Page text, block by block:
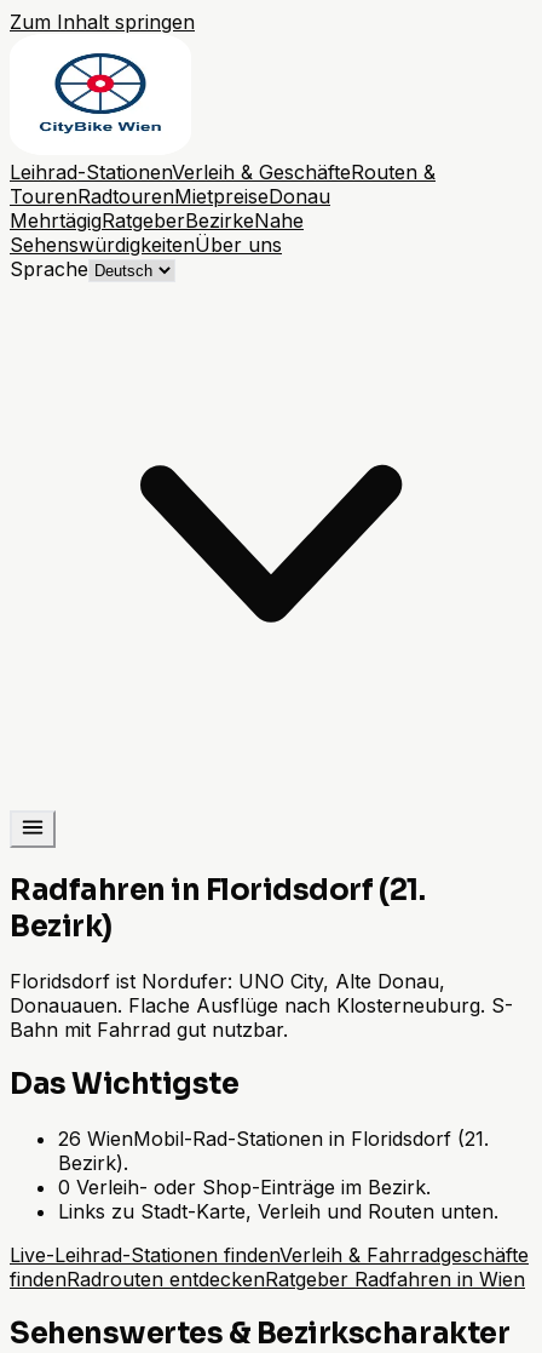
Zum Inhalt springen
Leihrad-StationenVerleih & GeschäfteRouten &
TourenRadtourenMietpreiseDonau
MehrtägigRatgeberBezirkeNahe
SehenswürdigkeitenÜber uns
Sprache
Radfahren in Floridsdorf (21.
Bezirk)
Floridsdorf ist Nordufer: UNO City, Alte Donau,
Donauauen. Flache Ausflüge nach Klosterneuburg. S-
Bahn mit Fahrrad gut nutzbar.
Das Wichtigste
26 WienMobil-Rad-Stationen in Floridsdorf (21.
Bezirk).
0 Verleih- oder Shop-Einträge im Bezirk.
Links zu Stadt-Karte, Verleih und Routen unten.
Live-Leihrad-Stationen findenVerleih & Fahrradgeschäfte
findenRadrouten entdeckenRatgeber Radfahren in Wien
Sehenswertes & Bezirkscharakter